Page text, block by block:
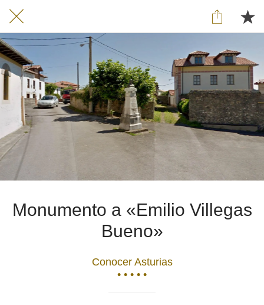
Monumento a «Emilio Villegas
Bueno»
Conocer Asturias
• • • • •